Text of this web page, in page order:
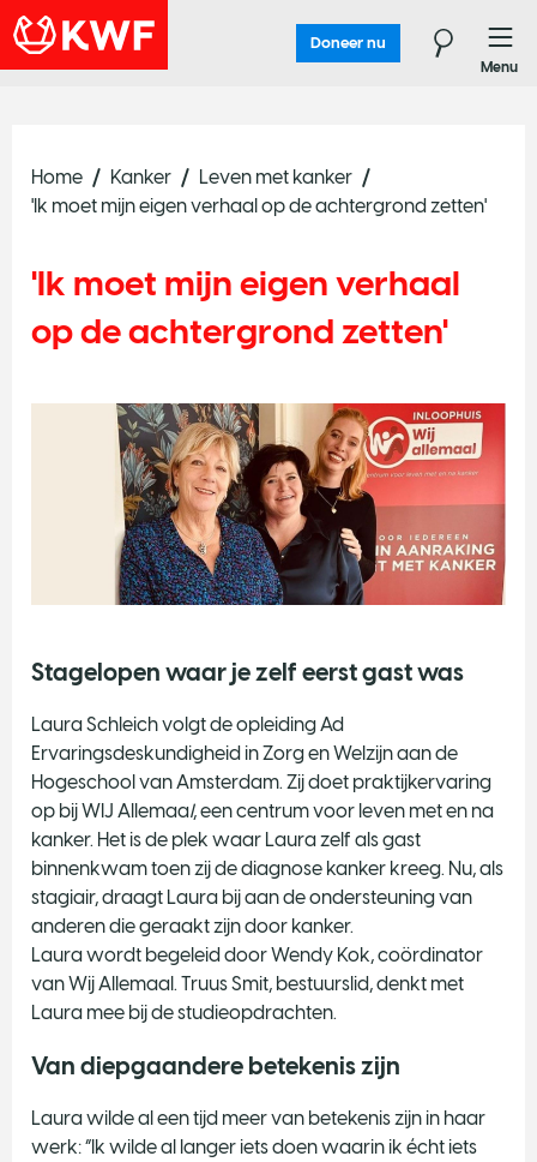
Doneer nu
Menu
Home Kanker
Leven met kanker
'Ik moet mijn eigen verhaal op de achtergrond zetten'
'Ik moet mijn eigen verhaal
op de achtergrond zetten'
Stagelopen waar je zelf eerst gast was
Laura Schleich volgt de opleiding Ad
Ervaringsdeskundigheid in Zorg en Welzijn aan de
Hogeschool van Amsterdam. Zij doet praktijkervaring
op bij WIJ Allemaal, een centrum voor leven met en na
kanker. Het is de plek waar Laura zelf als gast
binnenkwam toen zij de diagnose kanker kreeg. Nu, als
stagiair, draagt Laura bij aan de ondersteuning van
anderen die geraakt zijn door kanker.
Laura wordt begeleid door Wendy Kok, coördinator
van Wij Allemaal. Truus Smit, bestuurslid, denkt met
Laura mee bij de studieopdrachten.
Van diepgaandere betekenis zijn
Laura wilde al een tijd meer van betekenis zijn in haar
werk: “Ik wilde al langer iets doen waarin ik écht iets